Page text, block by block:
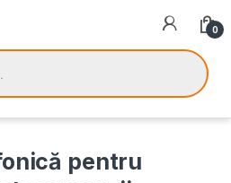
0
pentru